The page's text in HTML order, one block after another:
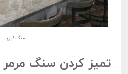
سنگ اپن
تمیز کردن سنگ مرمر